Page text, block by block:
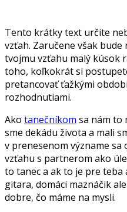
Tento krátky text určite
vzťah. Zaručene však
tvojmu vzťahu malý kúsok
toho, koľkokrát si
pretancovať ťažkými
rozhodnutiami.
Ako tanečníkom sa nám to
sme dekádu života a mali
v prenesenom význame sa
vzťahu s partnerom ako
to tanec a ak to je pre
gitara, domáci maznáčik
dobre, čo máme na mysli.